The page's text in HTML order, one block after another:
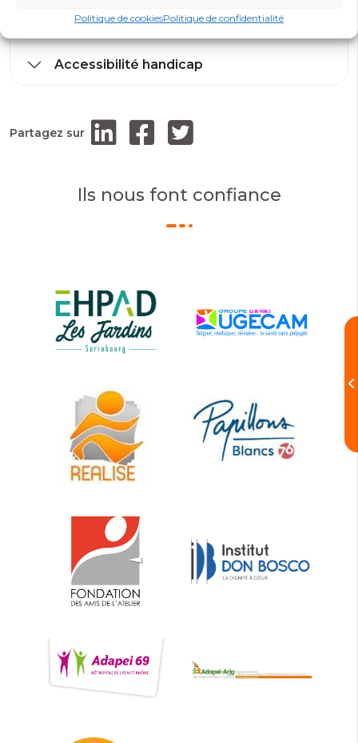
Politique de cookiesPolitique de confidentialité
Prérequis
Accessibilité handicap
Partagez sur
Ils nous font confiance